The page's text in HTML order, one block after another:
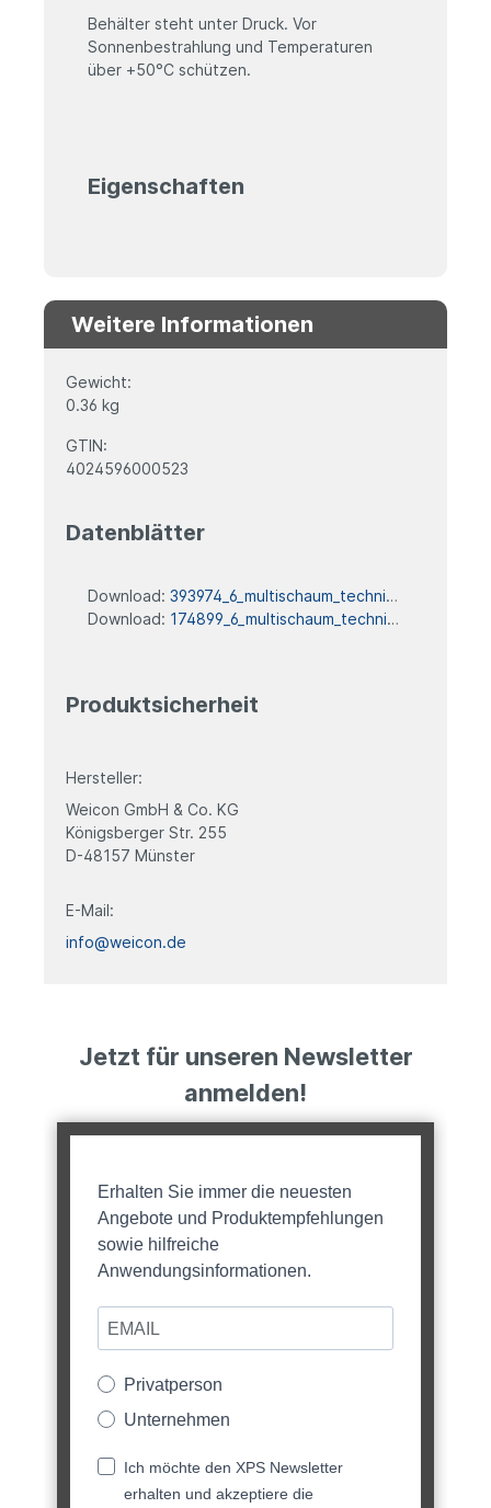
Behälter steht unter Druck. Vor
Sonnenbestrahlung und Temperaturen
über +50°C schützen.
Eigenschaften
Weitere Informationen
Gewicht:
0.36 kg
GTIN:
4024596000523
Datenblätter
Download: 393974_6_multischaum_technisches_datenblatt
Download: 174899_6_multischaum_technisches_datenblatt
Produktsicherheit
Hersteller:
Weicon GmbH & Co. KG
Königsberger Str. 255
D-48157 Münster
E-Mail:
info@weicon.de
Jetzt für unseren Newsletter
anmelden!
Erhalten Sie immer die neuesten
Angebote und Produktempfehlungen
sowie hilfreiche
Anwendungsinformationen.
Privatperson
Unternehmen
Ich möchte den XPS Newsletter
erhalten und akzeptiere die